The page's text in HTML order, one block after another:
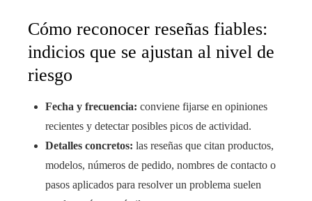
Cómo reconocer reseñas fiables:
indicios que se ajustan al nivel de
riesgo
Fecha y frecuencia: conviene fijarse en opiniones
recientes y detectar posibles picos de actividad.
Detalles concretos: las reseñas que citan productos,
modelos, números de pedido, nombres de contacto o
pasos aplicados para resolver un problema suelen